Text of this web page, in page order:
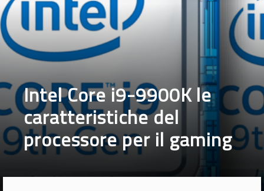
“Il nostro obiettivo è offrire prestazioni leader in tutti i segmenti
di computing e linee di prodotti”, ha dichiarato
Anand Srivatsa,
Vice President e General Manager, Desktop, Systems and
Channel nell’ambito del Client Computing Group di Intel
“Gli annunci odierni sottolineano la nostra capacità di
raggiungere proprio questo obiettivo, incluso il migliore
processore desktop Intel in assoluto per il gaming. Che si tratti di
gamer, creatori di contenuti o utenti esperti che utilizzano le più
avanzate applicazioni per workstation, Intel e i suoi partner si
sono impegnati ad offrire piattaforme bilanciate con prestazioni
leader nel mondo reale e robuste capacità che superano le
esigenze dei clienti”.